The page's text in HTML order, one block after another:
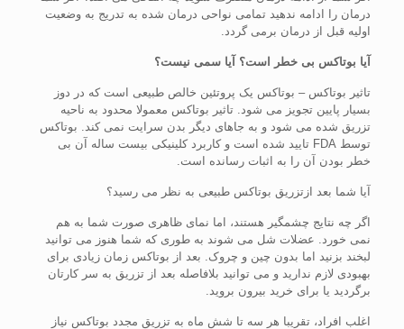
درمان را ادامه ندهید تمامی نواحی درمان شده به تدریج به وضعیت
اولیه قبل از درمان برمی گردد.
آیا بوتاکس بی خطر است؟ آیا سمی نیست؟
تاثیر بوتاکس – بوتاکس یک پروتئین خالص طبیعی است که در دوز
بسیار پایین تجویز می شود. تاثیر بوتاکس معمولا محدود به ناحیه
تزریق شده می شود و به جاهای دیگر بدن سرایت نمی کند. بوتاکس
توسط FDA تایید شده است و کاربرد کلینیکی بیست ساله آن بی
خطر بودن آن را به اثبات رسانده است.
آیا شما بعد ازتزریق بوتاکس طبیعی به نظر می رسید؟
اگر چه نتایج چشمگیر هستند، اما نمای ظاهری صورت شما به هم
نمی خورد. عضلات شل می شوند به طوری که شما هنوز می توانید
لبخند بزنید اما بدون چین و چروک. بعد از بوتاکس زمان زیادی برای
بهبودی لازم ندارید و می توانید بلافاصله بعد از تزریق به سر کارتان
برگردید یا برای خرید بیرون بروید.
اغلب افراد، تقریبا هر سه تا شش ماه به تزریق مجدد بوتاکس نیاز